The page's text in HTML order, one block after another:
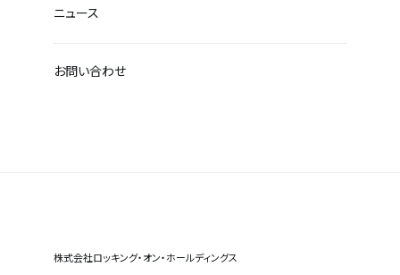
株式会社ロッキング・オン・ホールディングス
ニュース
お問い合わせ